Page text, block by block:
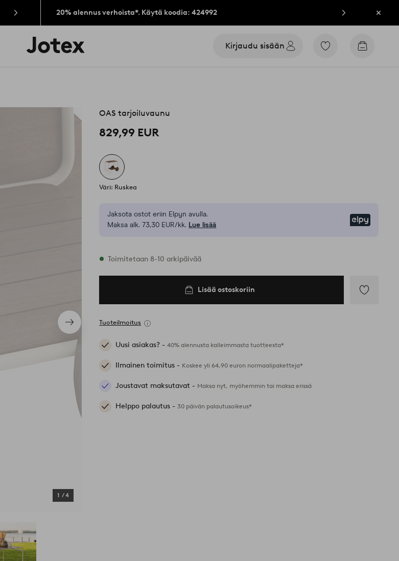
20% alennus verhoista*. Käytä koodia: 424992 Sulje
Jotex-
logo
Kirjaudu sisään
Siirry
Siirry
Seuraava
tuote
1 /4
OAS tarjoiluvaunu
829,99 EUR
Väri: Ruskea
Jaksota ostot eriin Elpyn avulla.
Maksa alk. 73,30 EUR/kk. Lue lisää
Varastossa
Toimitetaan 8-10 arkipäivää
Lisää ostoskoriin
Tuoteilmoitus
Uusi asiakas? -40% alennusta kalleimmasta tuotteesta*
Ilmainen toimitus - Koskee yli 64,90 euron normaalipaketteja*
Joustavat maksutavat - Maksa nyt, myöhemmin tai maksa erissä
Helppo palautus -30 päivän palautusoikeus*